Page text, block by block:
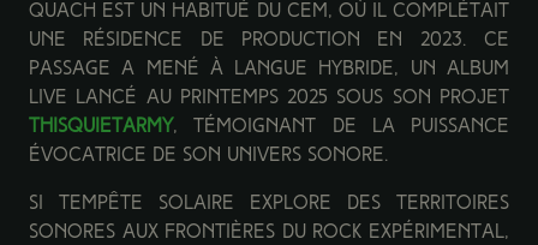
Quach est un habitué du CEM, où il complétait
une résidence de production en 2023. Ce
passage a mené à Langue Hybride, un album
live lancé au printemps 2025 sous son projet
Thisquietarmy, témoignant de la puissance
évocatrice de son univers sonore.
Si Tempête solaire explore des territoires
sonores aux frontières du rock expérimental,